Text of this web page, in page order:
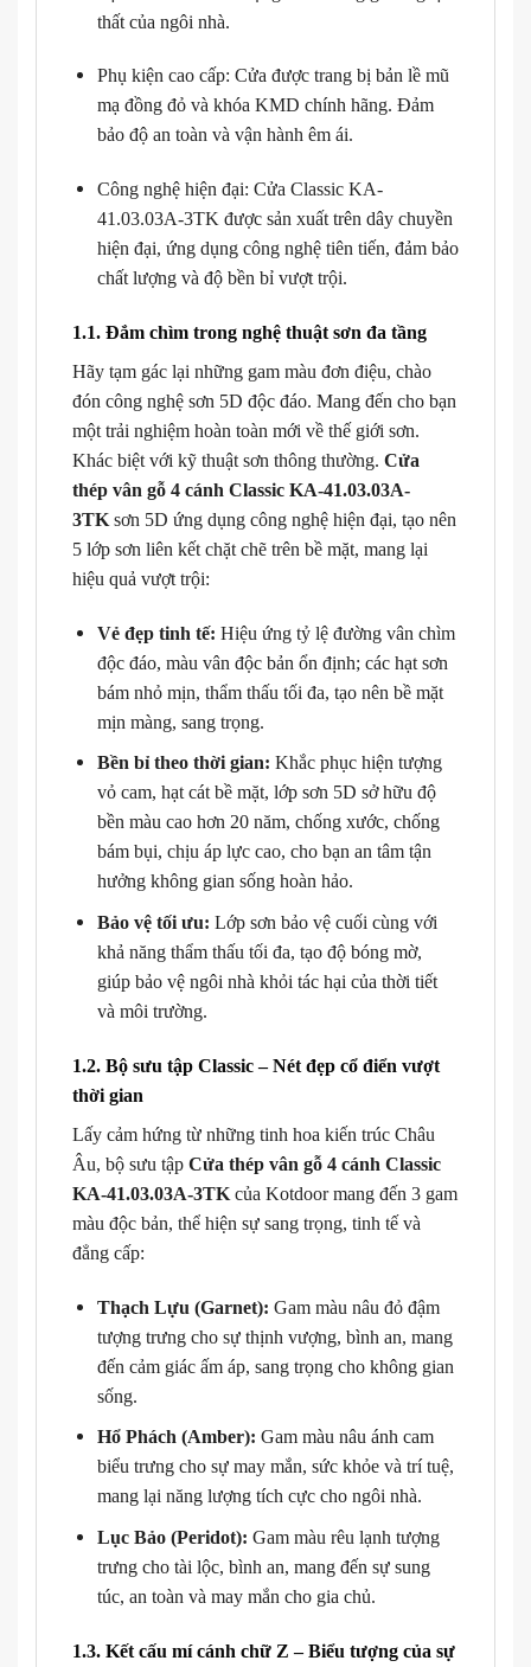
thất của ngôi nhà.
Phụ kiện cao cấp: Cửa được trang bị bản lề mũ
mạ đồng đỏ và khóa KMD chính hãng. Đảm
bảo độ an toàn và vận hành êm ái.
Công nghệ hiện đại: Cửa Classic KA-
41.03.03A-3TK được sản xuất trên dây chuyền
hiện đại, ứng dụng công nghệ tiên tiến, đảm bảo
chất lượng và độ bền bỉ vượt trội.
1.1. Đắm chìm trong nghệ thuật sơn đa tầng
Hãy tạm gác lại những gam màu đơn điệu, chào
đón công nghệ sơn 5D độc đáo. Mang đến cho bạn
một trải nghiệm hoàn toàn mới về thế giới sơn.
Khác biệt với kỹ thuật sơn thông thường. Cửa
thép vân gỗ 4 cánh Classic KA-41.03.03A-
3TK sơn 5D ứng dụng công nghệ hiện đại, tạo nên
5 lớp sơn liên kết chặt chẽ trên bề mặt, mang lại
hiệu quả vượt trội:
Vẻ đẹp tinh tế: Hiệu ứng tỷ lệ đường vân chìm
độc đáo, màu vân độc bản ổn định; các hạt sơn
bám nhỏ mịn, thẩm thấu tối đa, tạo nên bề mặt
mịn màng, sang trọng.
Bền bỉ theo thời gian: Khắc phục hiện tượng
vỏ cam, hạt cát bề mặt, lớp sơn 5D sở hữu độ
bền màu cao hơn 20 năm, chống xước, chống
bám bụi, chịu áp lực cao, cho bạn an tâm tận
hưởng không gian sống hoàn hảo.
Bảo vệ tối ưu: Lớp sơn bảo vệ cuối cùng với
khả năng thẩm thấu tối đa, tạo độ bóng mờ,
giúp bảo vệ ngôi nhà khỏi tác hại của thời tiết
và môi trường.
1.2. Bộ sưu tập Classic – Nét đẹp cổ điển vượt
thời gian
Lấy cảm hứng từ những tinh hoa kiến trúc Châu
Âu, bộ sưu tập Cửa thép vân gỗ 4 cánh Classic
KA-41.03.03A-3TK của Kotdoor mang đến 3 gam
màu độc bản, thể hiện sự sang trọng, tinh tế và
đẳng cấp:
Thạch Lựu (Garnet): Gam màu nâu đỏ đậm
tượng trưng cho sự thịnh vượng, bình an, mang
đến cảm giác ấm áp, sang trọng cho không gian
sống.
Hổ Phách (Amber): Gam màu nâu ánh cam
biểu trưng cho sự may mắn, sức khỏe và trí tuệ,
mang lại năng lượng tích cực cho ngôi nhà.
Lục Bảo (Peridot): Gam màu rêu lạnh tượng
trưng cho tài lộc, bình an, mang đến sự sung
túc, an toàn và may mắn cho gia chủ.
1.3. Kết cấu mí cánh chữ Z – Biểu tượng của sự